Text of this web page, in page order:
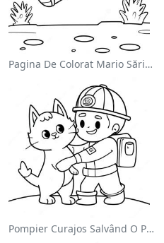
Pagina De Colorat Mario Sărind Peste Goombas
Pompier Curajos Salvând O Pisică - Pagina De Colorat